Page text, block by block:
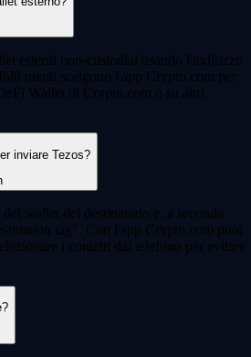
esterni non-custodial usando l'indirizzo
utenti scelgono l'app Crypto.com per
Wallet di Crypto.com o su altri
inviare Tezos?
wallet del destinatario e, a seconda
tag". Con l'app Crypto.com puoi
i contatti dal telefono per evitare